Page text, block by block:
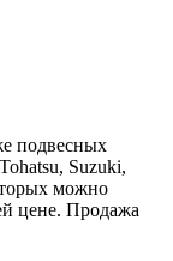
подвесных
Suzuki,
можно
цене. Продажа